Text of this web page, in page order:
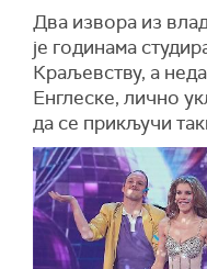
Два извора из
је годинама
Краљевству, а
Енглеске, лично
да се прикључи